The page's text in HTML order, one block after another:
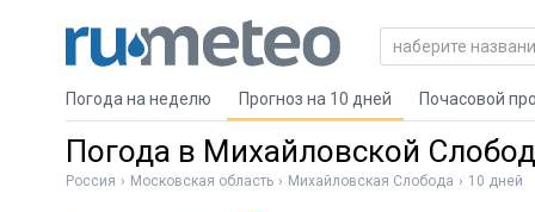
Погода на неделю Прогноз на 10 дней Почасовой
Погода в Михайловской
Россия Московская область Михайловская Слобода 10 дней